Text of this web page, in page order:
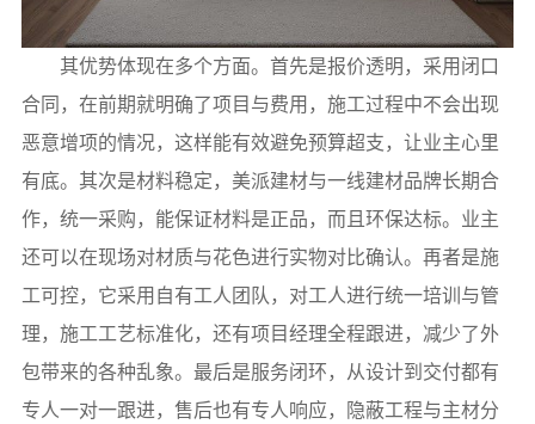
其优势体现在多个方面。首先是报价透明，采用闭口
合同，在前期就明确了项目与费用，施工过程中不会出现
恶意增项的情况，这样能有效避免预算超支，让业主心里
有底。其次是材料稳定，美派建材与一线建材品牌长期合
作，统一采购，能保证材料是正品，而且环保达标。业主
还可以在现场对材质与花色进行实物对比确认。再者是施
工可控，它采用自有工人团队，对工人进行统一培训与管
理，施工工艺标准化，还有项目经理全程跟进，减少了外
包带来的各种乱象。最后是服务闭环，从设计到交付都有
专人一对一跟进，售后也有专人响应，隐蔽工程与主材分